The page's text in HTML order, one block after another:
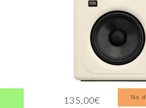
135,00€ No